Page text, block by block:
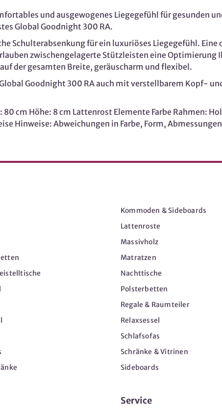
und ausgewogenes Liegegefühl für gesunden
Global Goodnight 300 RA.
Schulterabsenkung für ein luxuriöses Liegegefühl.
zwischengelagerte Stützleisten eine Optimierung
der gesamten Breite, geräuscharm und flexibel.
Goodnight 300 RA auch mit verstellbarem Kopf-
cm Höhe: 8 cm Lattenrost Elemente Farbe Rahmen:
Hinweise: Abweichungen in Farbe, Form,
Kommoden & Sideboards
Lattenroste
Massivholz
Matratzen
Nachttische
Polsterbetten
Regale & Raumteiler
Relaxsessel
Schlafsofas
Schränke & Vitrinen
Sideboards
Service